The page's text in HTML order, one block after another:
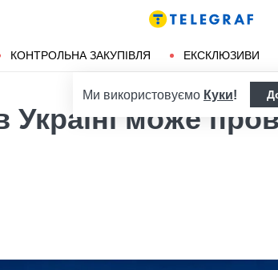
КОНТРОЛЬНА ЗАКУПІВЛЯ ЕКСКЛЮЗИВИ
Ми використовуємо Куки!
Україні може